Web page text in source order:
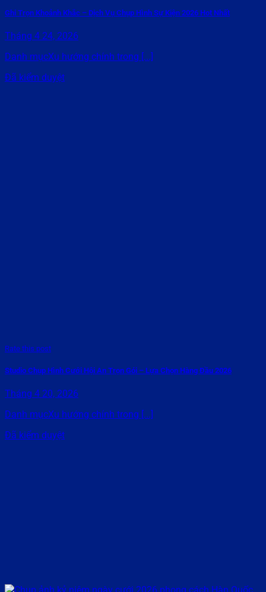
Ghi Trọn Khoảnh Khắc – Dịch Vụ Chụp Hình Sự Kiện 2026 Hot Nhất
Tháng 4 24, 2026
Danh mụcXu hướng chính trong [...]
Đã kiểm duyệt
Rate this post
Studio Chụp Hình Cưới Hội An Trọn Gói – Lựa Chọn Hàng Đầu 2026
Tháng 4 20, 2026
Danh mụcXu hướng chính trong [...]
Đã kiểm duyệt